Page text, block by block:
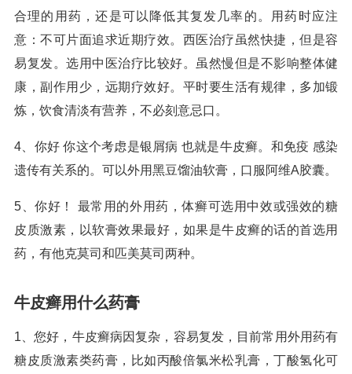
合理的用药，还是可以降低其复发几率的。用药时应注
意：不可片面追求近期疗效。西医治疗虽然快捷，但是容
易复发。选用中医治疗比较好。虽然慢但是不影响整体健
康，副作用少，远期疗效好。平时要生活有规律，多加锻
炼，饮食清淡有营养，不必刻意忌口。
4、你好 你这个考虑是银屑病 也就是牛皮癣。和免疫 感染
遗传有关系的。可以外用黑豆馏油软膏，口服阿维A胶囊。
5、你好！ 最常用的外用药，体癣可选用中效或强效的糖
皮质激素，以软膏效果最好，如果是牛皮癣的话的首选用
药，有他克莫司和匹美莫司两种。
牛皮癣用什么药膏
1、您好，牛皮癣病因复杂，容易复发，目前常用外用药有
糖皮质激素类药膏，比如丙酸倍氯米松乳膏，丁酸氢化可